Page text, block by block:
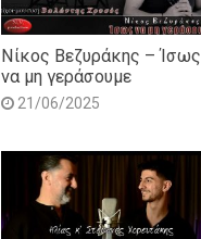
Νίκος Βεζυράκης – Ίσως
να μη γεράσουμε
21/06/2025